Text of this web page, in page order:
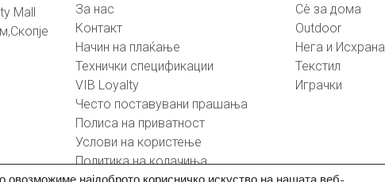
Mall
За нас
Контакт
Начин на плаќање
Технички спецификации
VIB Loyalty
Често поставувани прашања
Полиса на приватност
Услови на користење
Политика на колачиња
Сè за дома
Outdoor
Нега и Исхрана
Текстил
Играчки